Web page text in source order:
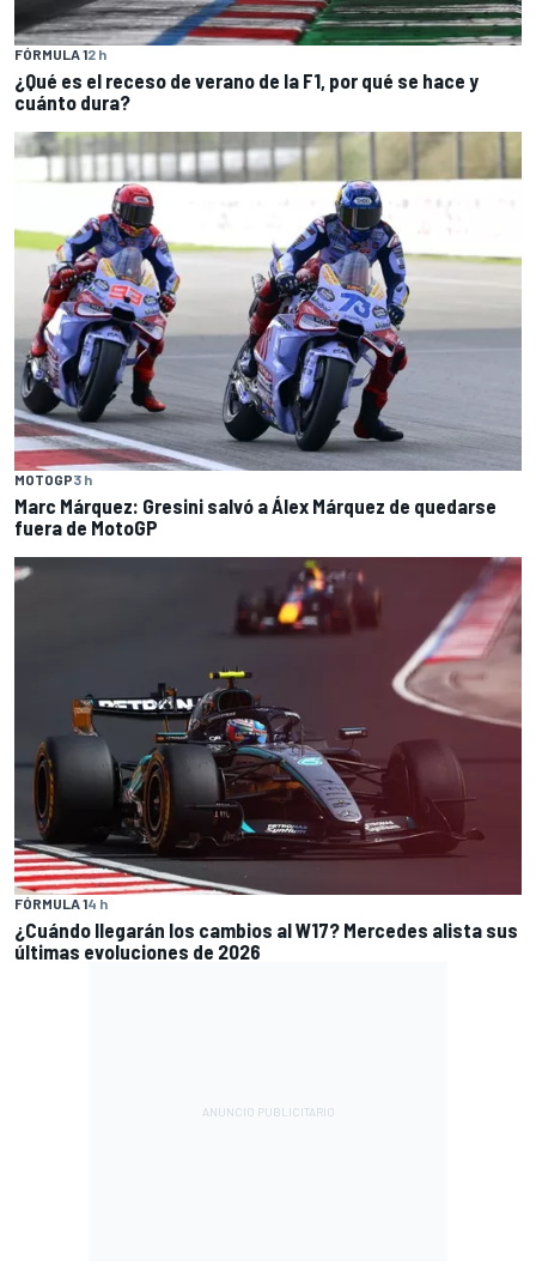
FÓRMULA 12 h
¿Qué es el receso de verano de la F1, por qué se hace y
cuánto dura?
MOTOGP3 h
Marc Márquez: Gresini salvó a Álex Márquez de quedarse
fuera de MotoGP
FÓRMULA 14 h
¿Cuándo llegarán los cambios al W17? Mercedes alista sus
últimas evoluciones de 2026